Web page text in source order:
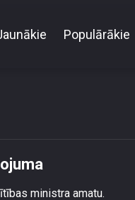
Populārākie
ministra amatu.